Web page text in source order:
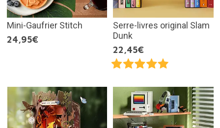
Mini-Gaufrier Stitch
24,95€
Serre-livres original Slam
Dunk
22,45€